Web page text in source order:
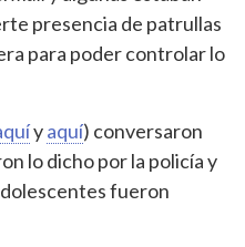
presencia de patrullas
para poder controlar lo
yaquí) conversaron
lo dicho por la policía y
fueron